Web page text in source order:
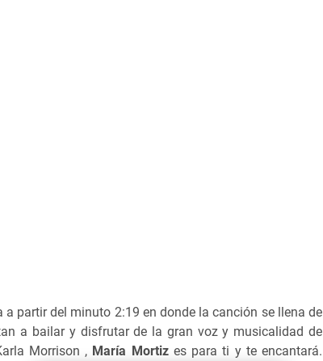
partir del minuto 2:19 en donde la canción se llena de
a bailar y disfrutar de la gran voz y musicalidad de
Morrison , María Mortizes para ti y te encantará.